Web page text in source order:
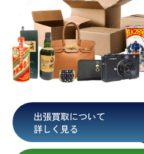
出張買取について
詳しく見る